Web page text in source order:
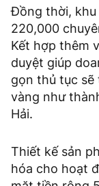
Đồng thời, khu
220,000
Kết hợp thêm
duyệt giúp
gọn thủ tục
vàng như
Hải.
Thiết kế sản
hóa cho hoạt